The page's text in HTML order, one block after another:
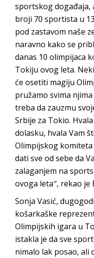
sportskog događaja,
broji 70 sportista u
pod zastavom naše
naravno kako se
danas 10 olimpijaca
Tokiju ovog leta.
će osetiti magiju
pružamo svima
treba da zauzmu
Srbije za Tokio.
dolasku, hvala Vam
Olimpijskog komiteta
dati sve od sebe da
zalaganjem na
ovoga letaˮ, rekao je
Sonja Vasić,
košarkaške
Olimpijskih igara u
istakla je da sve
nimalo lak posao, ali